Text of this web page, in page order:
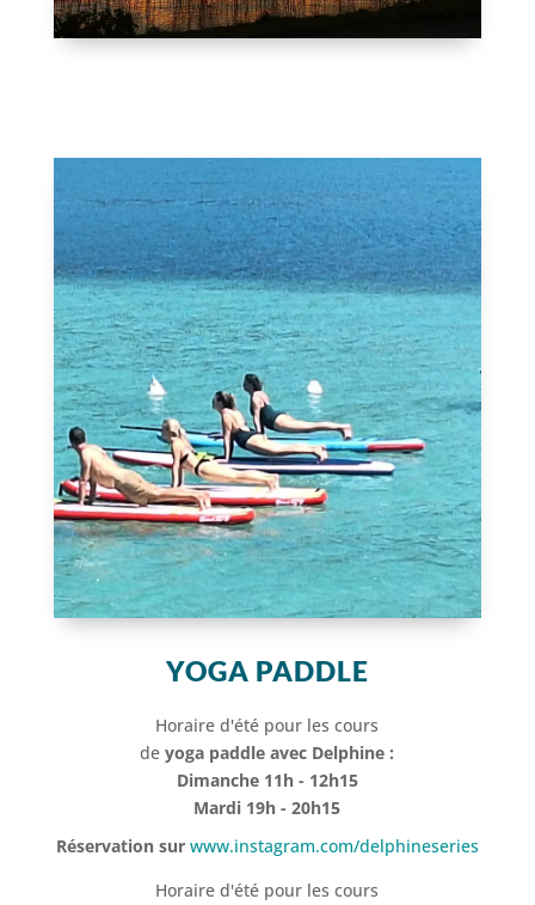
YOGA PADDLE
Horaire d'été pour les cours
deyoga paddle avec Delphine :
Dimanche 11h - 12h15
Mardi 19h - 20h15
Réservation sur www.instagram.com/delphineseries
Horaire d'été pour les cours